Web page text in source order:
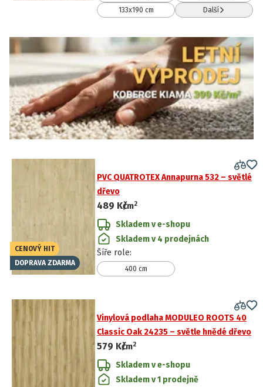
133x190 cm
Další
CENOVÝ HIT
DOPRAVA ZDARMA
PVC QUATROTEX Annapurna 532 – světlé
dřevo
489 Kč
/m2
Skladem v e-shopu
Skladem v 4 prodejnách
Šíře role:
400 cm
Vinylová podlaha MODULEO ROOTS 40
Classic Oak 24235 – světle hnědé dřevo
579 Kč
/m2
Skladem v e-shopu
Skladem v 1 prodejně